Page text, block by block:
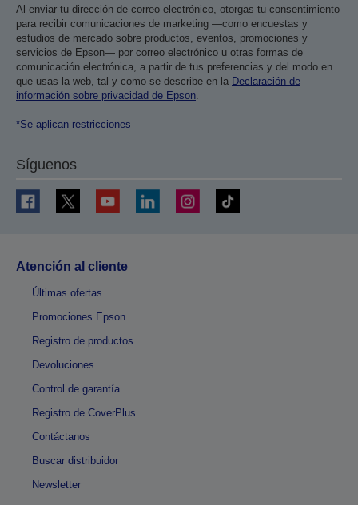
Al enviar tu dirección de correo electrónico, otorgas tu consentimiento
para recibir comunicaciones de marketing —como encuestas y
estudios de mercado sobre productos, eventos, promociones y
servicios de Epson— por correo electrónico u otras formas de
comunicación electrónica, a partir de tus preferencias y del modo en
que usas la web, tal y como se describe en la Declaración de
información sobre privacidad de Epson
*Se aplican restricciones
Síguenos
Atención al cliente
Últimas ofertas
Promociones Epson
Registro de productos
Devoluciones
Control de garantía
Registro de CoverPlus
Contáctanos
Buscar distribuidor
Newsletter